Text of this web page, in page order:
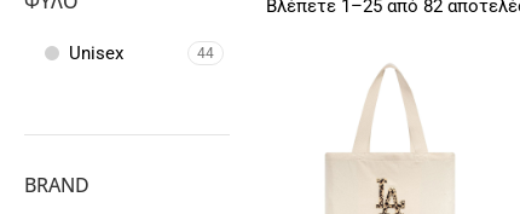
Unisex 44
BRAND
Βλέπετε 1–25 από 82